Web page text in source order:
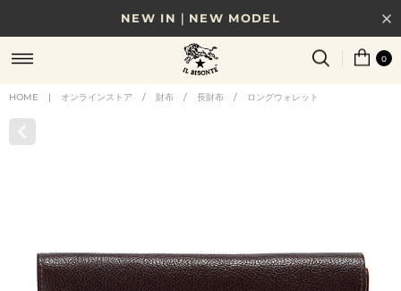
NEW IN｜NEW MODEL
8/17(月)10時まで｜税込11,000円以上で送料無料
贈る相手やシーンから選べる、新しいギフトガイド
0
HOME | オンラインストア / 財布 / 長財布 / ロングウォレット